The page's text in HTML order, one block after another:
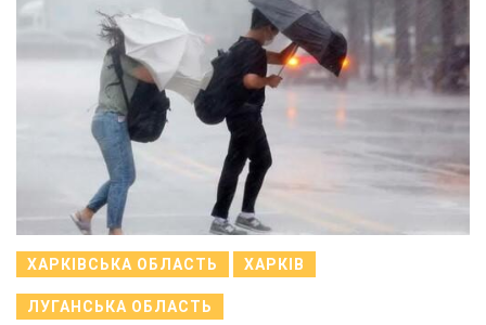
ХАРКІВСЬКА ОБЛАСТЬ ХАРКІВ
ЛУГАНСЬКА ОБЛАСТЬ